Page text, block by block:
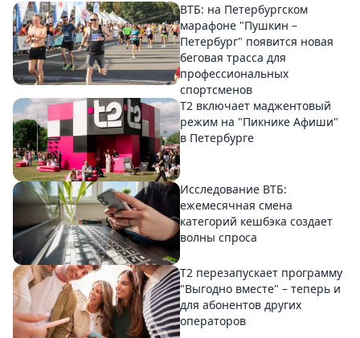
ВТБ: на Петербургском
марафоне "Пушкин –
Петербург" появится новая
беговая трасса для
профессиональных
спортсменов
Т2 включает маджентовый
режим на "Пикнике Афиши"
в Петербурге
Исследование ВТБ:
ежемесячная смена
категорий кешбэка создает
волны спроса
Т2 перезапускает программу
"Выгодно вместе" – теперь и
для абонентов других
операторов